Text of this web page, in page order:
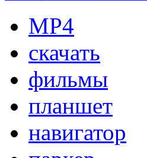
МР4
скачать
фильмы
планшет
навигатор